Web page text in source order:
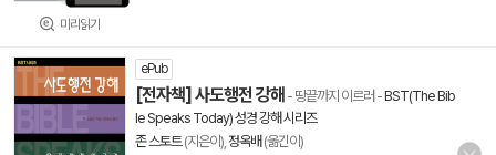
미리읽기
ePub
[전자책] 사도행전 강해 - 땅끝까지 이르러 -BST(The Bib
le Speaks Today) 성경 강해 시리즈
존 스토트(지은이), 정옥배 (옮긴이)